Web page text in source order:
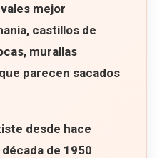
mejor
castillos de
murallas
parecen sacados
desde hace
de 1950